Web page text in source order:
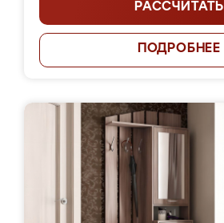
РАССЧИТАТЬ
ПОДРОБНЕЕ